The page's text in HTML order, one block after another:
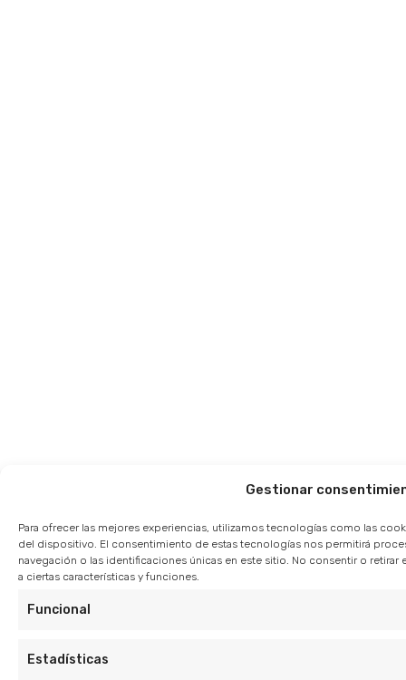
Gestionar
Para ofrecer las mejores experiencias, utilizamos tecnologías como las
del dispositivo. El consentimiento de estas tecnologías nos permitirá
navegación o las identificaciones únicas en este sitio. No consentir o
a ciertas características y funciones.
Funcional
Estadísticas